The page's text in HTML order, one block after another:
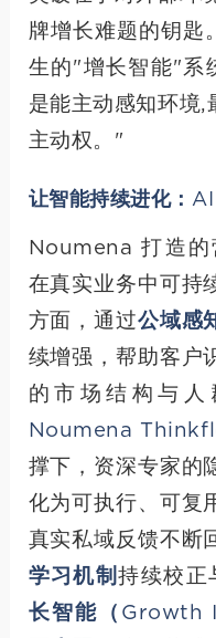
牌增长难题的钥
生的"增长智能"系
是能主动感知环境,
主动权。"
让智能持续进化：
Noumena 打造
在真实业务中可持
方面，通过公域感
续增强，帮助客户
的市场结构与
Noumena
撑下，资深专家的
化为可执行、可复
真实私域反馈不断
学习机制持续校正
长智能（Growth